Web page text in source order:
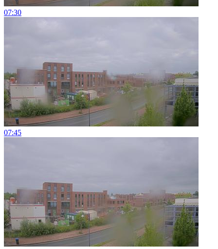
07:30
07:45